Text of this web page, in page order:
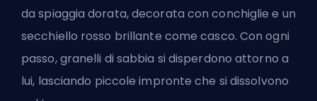
da spiaggia dorata, decorata con conchiglie e un
secchiello rosso brillante come casco. Con ogni
passo, granelli di sabbia si disperdono attorno a
lui, lasciando piccole impronte che si dissolvono